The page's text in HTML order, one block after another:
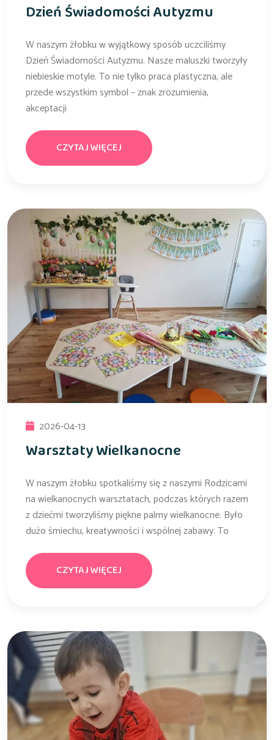
Dzień Świadomości Autyzmu
W naszym żłobku w wyjątkowy sposób uczciliśmy
Dzień Świadomości Autyzmu. Nasze maluszki tworzyły
niebieskie motyle. To nie tylko praca plastyczna, ale
przede wszystkim symbol – znak zrozumienia,
akceptacji
CZYTAJ WIĘCEJ
2026-04-13
Warsztaty Wielkanocne
W naszym żłobku spotkaliśmy się z naszymi Rodzicami
na wielkanocnych warsztatach, podczas których razem
z dziećmi tworzyliśmy piękne palmy wielkanocne. Było
dużo śmiechu, kreatywności i wspólnej zabawy. To
CZYTAJ WIĘCEJ